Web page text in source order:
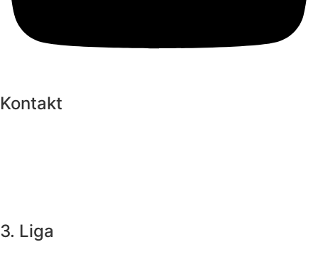
Kontakt
3. Liga